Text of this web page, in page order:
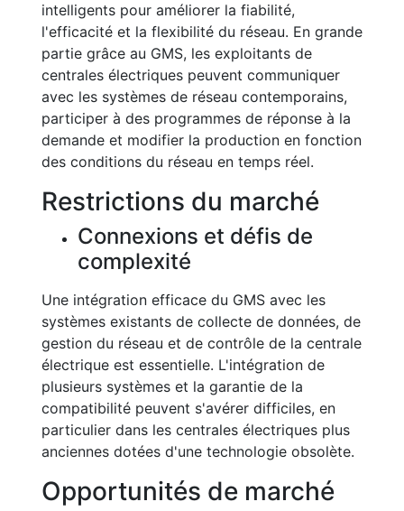
intelligents pour améliorer la fiabilité,
l'efficacité et la flexibilité du réseau. En grande
partie grâce au GMS, les exploitants de
centrales électriques peuvent communiquer
avec les systèmes de réseau contemporains,
participer à des programmes de réponse à la
demande et modifier la production en fonction
des conditions du réseau en temps réel.
Restrictions du marché
Connexions et défis de
complexité
Une intégration efficace du GMS avec les
systèmes existants de collecte de données, de
gestion du réseau et de contrôle de la centrale
électrique est essentielle. L'intégration de
plusieurs systèmes et la garantie de la
compatibilité peuvent s'avérer difficiles, en
particulier dans les centrales électriques plus
anciennes dotées d'une technologie obsolète.
Opportunités de marché